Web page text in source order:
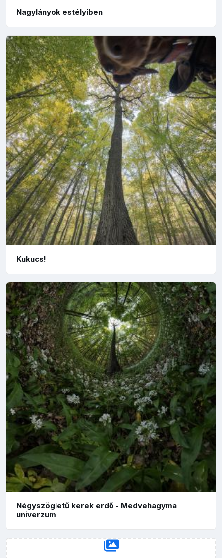
Nagylányok estélyiben
Kukucs!
Négyszögletű kerek erdő - Medvehagyma
univerzum